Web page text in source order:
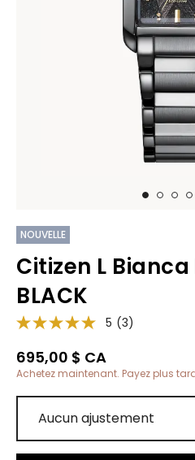
NOUVELLE
Citizen L Bianca
BLACK
5 (3)
695,00 $ CA
Achetez maintenant. Payez plus